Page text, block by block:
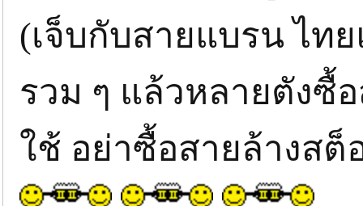
(เจ็บกับสายแบรน ไท
รวม ๆ แล้วหลายตังซื้
ใช้ อย่าซื้อสายล้างสต็